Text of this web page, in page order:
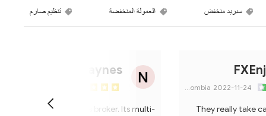
سبريد منخفض العمولة المنخفضة تنظيم صارم
2022-11-24
Colombia
They really take
N Haynes
I'm not against this broker. Its multi-